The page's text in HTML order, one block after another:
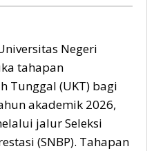
Negeri
tahapan
Tunggal (UKT) bagi
akademik 2026,
jalur Seleksi
(SNBP). Tahapan